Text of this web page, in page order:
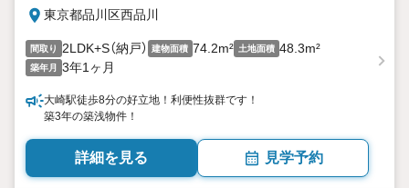
東京都品川区西品川
間取り 2LDK+S（納戸） 建物面積 74.2m² 土地面積 48.3m²
築年月 3年1ヶ月
大崎駅徒歩8分の好立地！利便性抜群です！
築3年の築浅物件！
詳細を見る 見学予約